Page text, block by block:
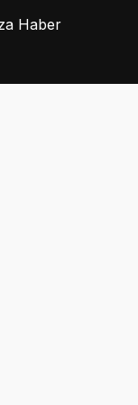
Haber